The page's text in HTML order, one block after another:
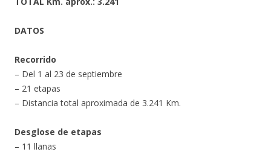
DATOS
Recorrido
– Del 1 al 23 de septiembre
– 21 etapas
– Distancia total aproximada de 3.241 Km.
Desglose de etapas
– 11 llanas